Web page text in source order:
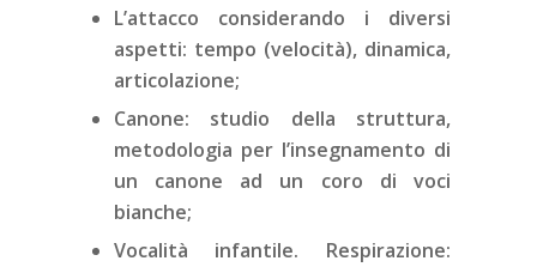
L’attacco considerando i diversi
aspetti: tempo (velocità), dinamica,
articolazione;
Canone: studio della struttura,
metodologia per l’insegnamento di
un canone ad un coro di voci
bianche;
Vocalità infantile. Respirazione: